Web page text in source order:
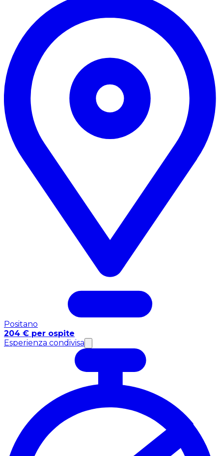
Positano
204 € per ospite
Esperienza condivisa